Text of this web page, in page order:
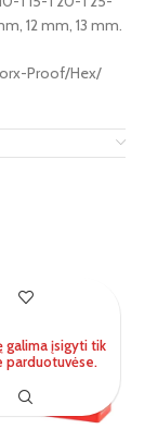
12 mm, 13 mm.
Proof/Hex/
galima įsigyti tik
parduotuvėse.